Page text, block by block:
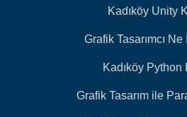
Kadıköy Unity
Grafik Tasarımcı
Kadıköy Python
Grafik Tasarım ile